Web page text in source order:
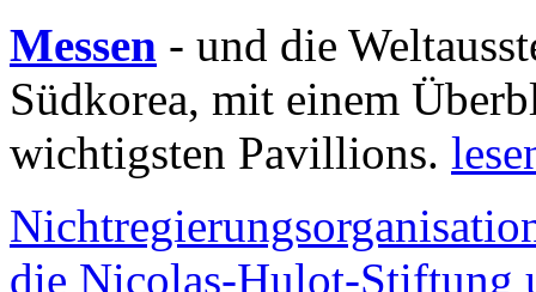
Messen - und die
Südkorea, mit einem
wichtigsten Pavillions.
die Nicolas-Hulot-Stiftung